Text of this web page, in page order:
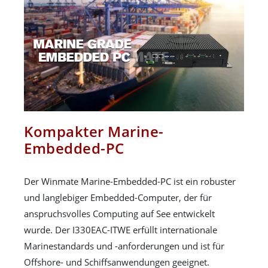
Kompakter Marine-
Embedded-PC
Der Winmate Marine-Embedded-PC ist ein robuster
und langlebiger Embedded-Computer, der für
anspruchsvolles Computing auf See entwickelt
wurde. Der I330EAC-ITWE erfüllt internationale
Marinestandards und -anforderungen und ist für
Offshore- und Schiffsanwendungen geeignet.